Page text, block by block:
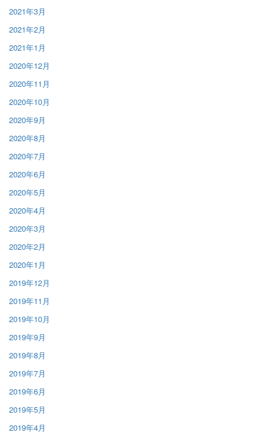
2021年3月
2021年2月
2021年1月
2020年12月
2020年11月
2020年10月
2020年9月
2020年8月
2020年7月
2020年6月
2020年5月
2020年4月
2020年3月
2020年2月
2020年1月
2019年12月
2019年11月
2019年10月
2019年9月
2019年8月
2019年7月
2019年6月
2019年5月
2019年4月